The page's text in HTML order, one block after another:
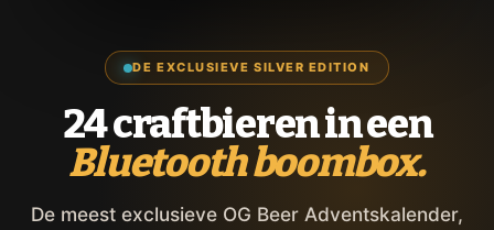
DE EXCLUSIEVE SILVER EDITION
24 craftbieren in een
Bluetooth boombox.
De meest exclusieve OG Beer Adventskalender,